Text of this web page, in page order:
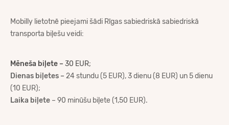
Mobilly lietotnē pieejami šādi Rīgas sabiedriskā sabiedriskā
transporta biļešu veidi:
Mēneša biļete – 30 EUR;
Dienas biļetes – 24 stundu (5 EUR), 3 dienu (8 EUR) un 5 dienu
(10 EUR);
Laika biļete – 90 minūšu biļete (1,50 EUR).